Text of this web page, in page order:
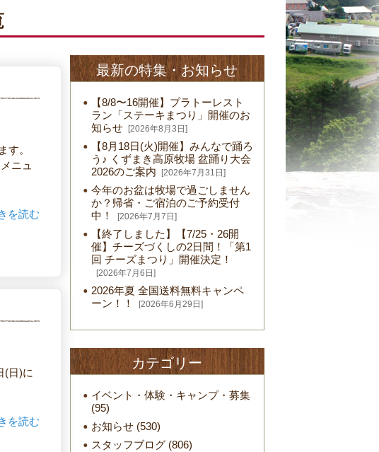
す。
ニュ
を読む
(日)に
を読む
最新の特集・お知らせ
【8/8〜16開催】プラトーレスト
ラン「ステーキまつり」開催のお
知らせ
[2026年8月3日]
【8月18日(火)開催】みんなで踊ろ
う♪ くずまき高原牧場 盆踊り大会
2026のご案内
[2026年7月31日]
今年のお盆は牧場で過ごしません
か？帰省・ご宿泊のご予約受付
中！
[2026年7月7日]
【終了しました】【7/25・26開
催】チーズづくしの2日間！「第1
回 チーズまつり」開催決定！
[2026年7月6日]
2026年夏 全国送料無料キャンペ
ーン！！
[2026年6月29日]
カテゴリー
イベント・体験・キャンプ・募集
(95)
お知らせ(530)
スタッフブログ(806)